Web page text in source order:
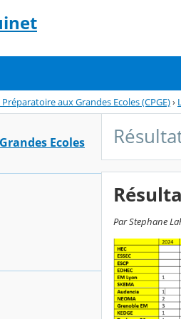
Préparatoire aux Grandes Ecoles (CPGE)›
Ecoles
Par Stephane